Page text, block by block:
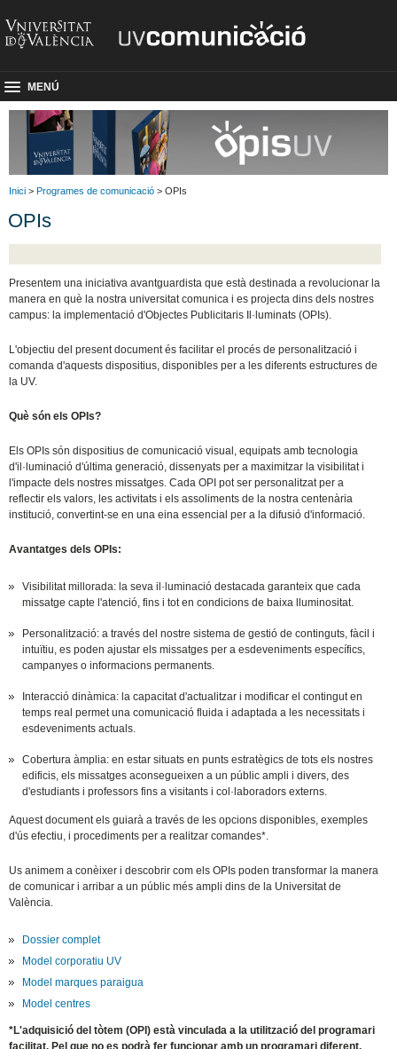
MENÚ
Inici > Programes de comunicació > OPIs
OPIs
Presentem una iniciativa avantguardista que està destinada a revolucionar la
manera en què la nostra universitat comunica i es projecta dins dels nostres
campus: la implementació d'Objectes Publicitaris Il·luminats (OPIs).
L'objectiu del present document és facilitar el procés de personalització i
comanda d'aquests dispositius, disponibles per a les diferents estructures de
la UV.
Què són els OPIs?
Els OPIs són dispositius de comunicació visual, equipats amb tecnologia
d'il·luminació d'última generació, dissenyats per a maximitzar la visibilitat i
l'impacte dels nostres missatges. Cada OPI pot ser personalitzat per a
reflectir els valors, les activitats i els assoliments de la nostra centenària
institució, convertint-se en una eina essencial per a la difusió d'informació.
Avantatges dels OPIs:
Visibilitat millorada: la seva il·luminació destacada garanteix que cada
missatge capte l'atenció, fins i tot en condicions de baixa lluminositat.
Personalització: a través del nostre sistema de gestió de continguts, fàcil i
intuïtiu, es poden ajustar els missatges per a esdeveniments específics,
campanyes o informacions permanents.
Interacció dinàmica: la capacitat d'actualitzar i modificar el contingut en
temps real permet una comunicació fluida i adaptada a les necessitats i
esdeveniments actuals.
Cobertura àmplia: en estar situats en punts estratègics de tots els nostres
edificis, els missatges aconsegueixen a un públic ampli i divers, des
d'estudiants i professors fins a visitants i col·laboradors externs.
Aquest document els guiarà a través de les opcions disponibles, exemples
d'ús efectiu, i procediments per a realitzar comandes*.
Us animem a conèixer i descobrir com els OPIs poden transformar la manera
de comunicar i arribar a un públic més ampli dins de la Universitat de
València.
Dossier complet
Model corporatiu UV
Model marques paraigua
Model centres
*L'adquisició del tòtem (OPI) està vinculada a la utilització del programari
facilitat. Pel que no es podrà fer funcionar amb un programari diferent.